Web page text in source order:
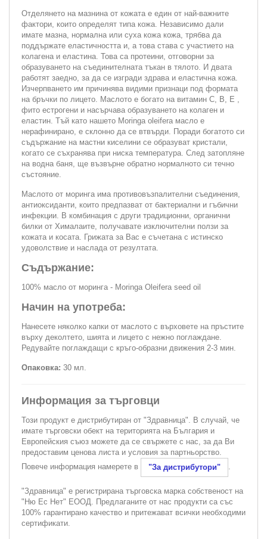
Отделянето на мазнина от кожата е един от най-важните
фактори, които определят типа кожа. Независимо дали
имате мазна, нормална или суха кожа кожа, трябва да
поддържате еластичността и, а това става с участието на
колагена и еластина. Това са протеини, отговорни за
образуването на съединителната тъкан в тялото. И двата
работят заедно, за да се изгради здрава и еластична кожа.
Изчерпването им причинява видими признаци под формата
на бръчки по лицето. Маслото е богато на витамин C, B, E ,
фито естрогени и насърчава образуването на колаген и
еластин. Тъй като нашето Moringa oleifera масло е
нерафинирано, е склонно да се втвърди. Поради богатото си
съдържание на мастни киселини се образуват кристали,
когато се съхранява при ниска температура. След затопляне
на водна баня, ще възвърне обратно нормалното си течно
състояние.
Маслото от моринга има противовъзпалителни съединения,
антиоксиданти, които предпазват от бактериални и гъбични
инфекции. В комбинация с други традиционни, органични
билки от Хималаите, получавате изключителни ползи за
кожата и косата. Грижата за Вас е съчетана с истинско
удоволствие и наслада от резултата.
Съдържание:
100% масло от моринга - Moringa Oleifera seed oil
Начин на употреба:
Нанесете няколко капки от маслото с върховете на пръстите
върху деколтето, шията и лицето с нежно поглаждане.
Редувайте поглаждащи с кръго-образни движения 2-3 мин.
Опаковка: 30 мл.
Информация за търговци
Този продукт е дистрибутиран от "Здравница". В случай, че
имате търговски обект на територията на България и
Европейския съюз можете да се свържете с нас, за да Ви
предоставим ценова листа и условия за партньорство.
Повече информация намерете в
"За дистрибутори" .
"Здравница" е регистрирана търговска марка собственост на
"Ню Ес Нет" ЕООД. Предлаганите от нас продукти са със
100% гарантирано качество и притежават всички необходими
сертификати.